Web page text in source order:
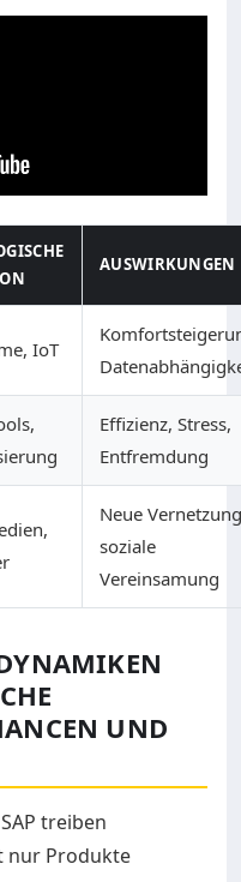
AUSWIRKUNGEN
IoT
Effizienz, Stress,
Entfremdung
Neue
soziale
Vereinsamung
UND
treiben
nur Produkte